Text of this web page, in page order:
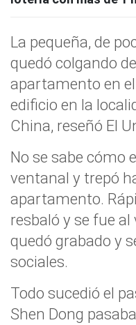
La pequeña, de
quedó colgando
apartamento en
edificio en la
China, reseñó El
No se sabe cómo
ventanal y trepó
apartamento.
resbaló y se fue
quedó grabado y
sociales.
Todo sucedió el
Shen Dong